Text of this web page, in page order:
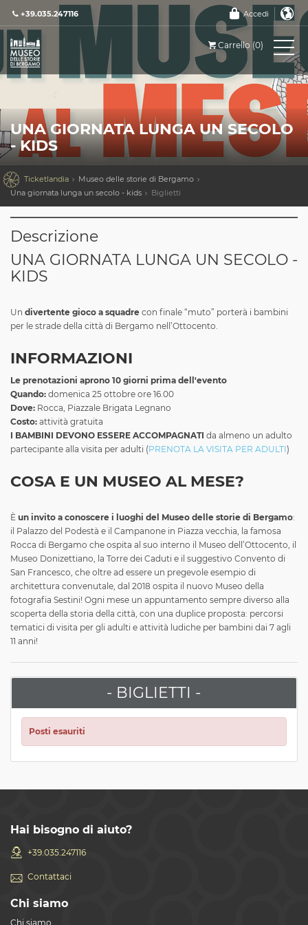
+39.035.247116 Accedi
Carrello (0)
UNA GIORNATA LUNGA UN SECOLO
- KIDS
 Ticketlandia
Museo delle storie di Bergamo
Una giornata lunga un secolo - kids
Biglietti
Descrizione
UNA GIORNATA LUNGA UN SECOLO -
KIDS
Un divertente gioco a squadre con finale “muto” porterà i bambini
per le strade della città di Bergamo nell’Ottocento.
INFORMAZIONI
Le prenotazioni aprono 10 giorni prima dell'evento
Quando: domenica 25 ottobre ore 16.00
Dove: Rocca, Piazzale Brigata Legnano
Costo: attività gratuita
I BAMBINI DEVONO ESSERE ACCOMPAGNATI da almeno un adulto
partecipante alla visita per adulti (PRENOTA LA VISITA PER ADULTI)
COSA E UN MUSEO AL MESE?
È un invito a conoscere i luoghi del Museo delle storie di Bergamo:
il Palazzo del Podestà e il Campanone in Piazza vecchia, la famosa
Rocca di Bergamo che ospita al suo interno il Museo dell’Ottocento, il
Museo Donizettiano, la Torre dei Caduti e il suggestivo Convento di
San Francesco, che oltre ad essere un pregevole esempio di
architettura convenutale, dal 2018 ospita il nuovo Museo della
fotografia Sestini! Ogni mese un appuntamento sempre diverso alla
scoperta della storia della città, con una duplice proposta: percorsi
tematici di visita per gli adulti e attività ludiche per bambini dai 7 agli
11 anni!
- BIGLIETTI -
Posti esauriti
Hai bisogno di aiuto?
+39.035.247116
Contattaci
Chi siamo
Chi siamo